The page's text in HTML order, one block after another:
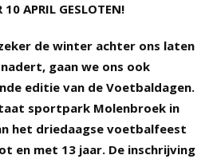
10 APRIL GESLOTEN!
de winter achter ons laten
gaan we ons ook
editie van de Voetbaldagen.
sportpark Molenbroek in
het driedaagse voetbalfeest
en met 13 jaar. De inschrijving